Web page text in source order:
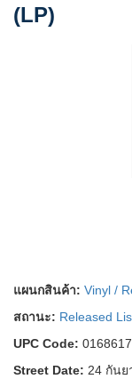
(LP)
แผนกสินค้า: Vinyl /
สถานะ: Released
UPC Code:
Street Date: 24 กันย